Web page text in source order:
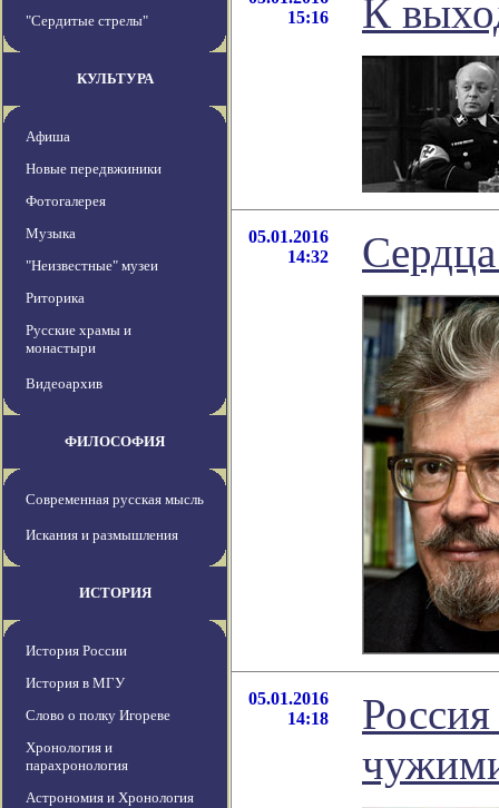
"Сердитые стрелы"
КУЛЬТУРА
Афиша
Новые передвжиники
Фотогалерея
Музыка
"Неизвестные" музеи
Риторика
Русские храмы и
монастыри
Видеоархив
ФИЛОСОФИЯ
Современная русская мысль
Искания и размышления
ИСТОРИЯ
История России
История в МГУ
Слово о полку Игореве
Хронология и
парахронология
Астрономия и Хронология
15:16
К
05.01.2016
14:32
05.01.2016
14:18